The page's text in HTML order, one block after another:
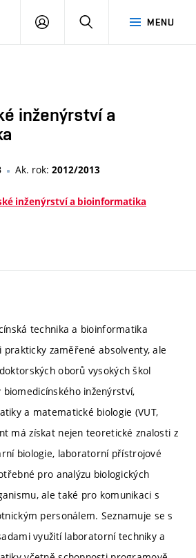
MENU
PŘIHLÁSIT
inženýrství a
Ak. rok: 2012/2013
inženýrství a bioinformatika
technika a bioinformatika
zaměřené absolventy, ale
oborů vysokých škol
inženýrství,
a matematické biologie (VUT,
má získat nejen teoretické znalosti z
biologie, laboratorní přístrojové
pro analýzu biologických
ale také pro komunikaci s
personálem. Seznamuje se s
využití laboratorní techniky a